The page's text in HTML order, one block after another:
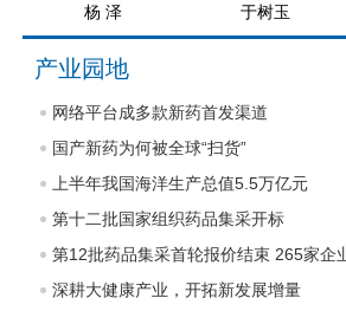
杨 泽 于树玉
产业园地
网络平台成多款新药首发渠道
国产新药为何被全球“扫货”
上半年我国海洋生产总值5.5万亿元
第十二批国家组织药品集采开标
第12批药品集采首轮报价结束 265家企
深耕大健康产业，开拓新发展增量